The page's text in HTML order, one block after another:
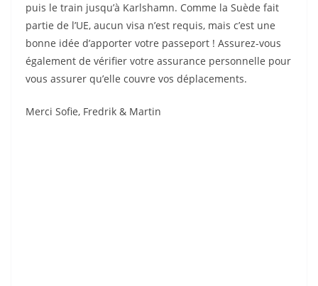
puis le train jusqu’à Karlshamn. Comme la Suède fait
partie de l’UE, aucun visa n’est requis, mais c’est une
bonne idée d’apporter votre passeport ! Assurez-vous
également de vérifier votre assurance personnelle pour
vous assurer qu’elle couvre vos déplacements.
Merci Sofie, Fredrik & Martin